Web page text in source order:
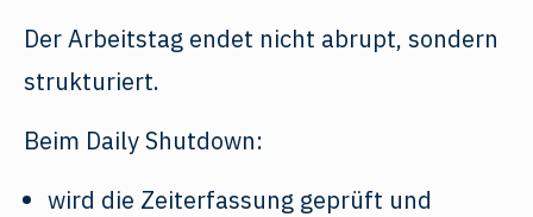
Der Arbeitstag endet nicht abrupt, sondern
strukturiert.
Beim Daily Shutdown:
wird die Zeiterfassung geprüft und